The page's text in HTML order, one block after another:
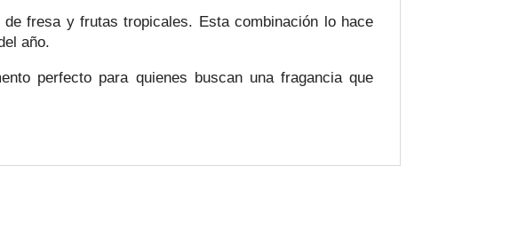
fresa y frutas tropicales. Esta combinación lo hace
año.
perfecto para quienes buscan una fragancia que